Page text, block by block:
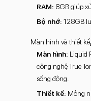
RAM: 8GB giúp
Bộ nhớ: 128GB
Màn hình và thiết kế
Màn hình: Liquid
công nghệ True
sống động.
Thiết kế: Mỏng